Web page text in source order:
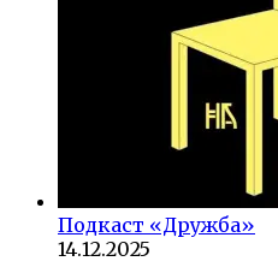
Подкаст «Дружба»
14.12.2025